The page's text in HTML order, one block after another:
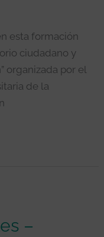
esta formación
ciudadano y
organizada por el
de la
–